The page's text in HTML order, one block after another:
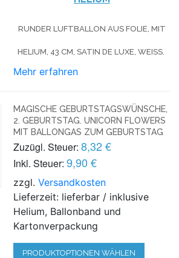
RUNDER LUFTBALLON AUS FOLIE, MIT
HELIUM, 43 CM, SATIN DE LUXE, WEISS.
Mehr erfahren
MAGISCHE GEBURTSTAGSWÜNSCHE,
2. GEBURTSTAG. UNICORN FLOWERS
MIT BALLONGAS ZUM GEBURTSTAG
Zuzügl. Steuer: 8,32 €
Inkl. Steuer: 9,90 €
zzgl.Versandkosten
Lieferzeit: lieferbar / inklusive
Helium, Ballonband und
Kartonverpackung
PRODUKTOPTIONEN WÄHLEN